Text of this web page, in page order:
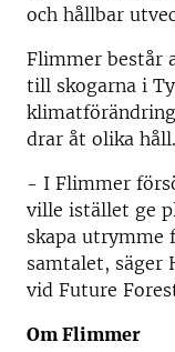
och hållbar
Flimmer består
till skogarna i
drar åt olika håll.
- I Flimmer
ville istället ge
skapa utrymme
samtalet, säger
vid Future
Om Flimmer